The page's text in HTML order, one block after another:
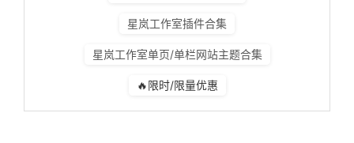
星岚工作室插件合集
星岚工作室单页/单栏网站主题合集
🔥限时/限量优惠